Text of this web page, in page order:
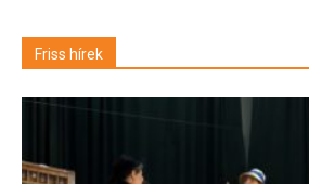
Friss hírek